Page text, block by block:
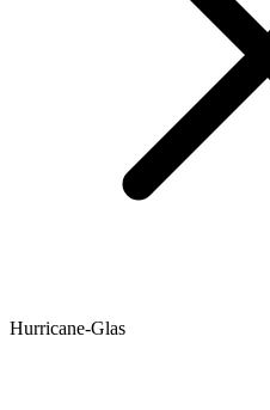
Hurricane-Glas